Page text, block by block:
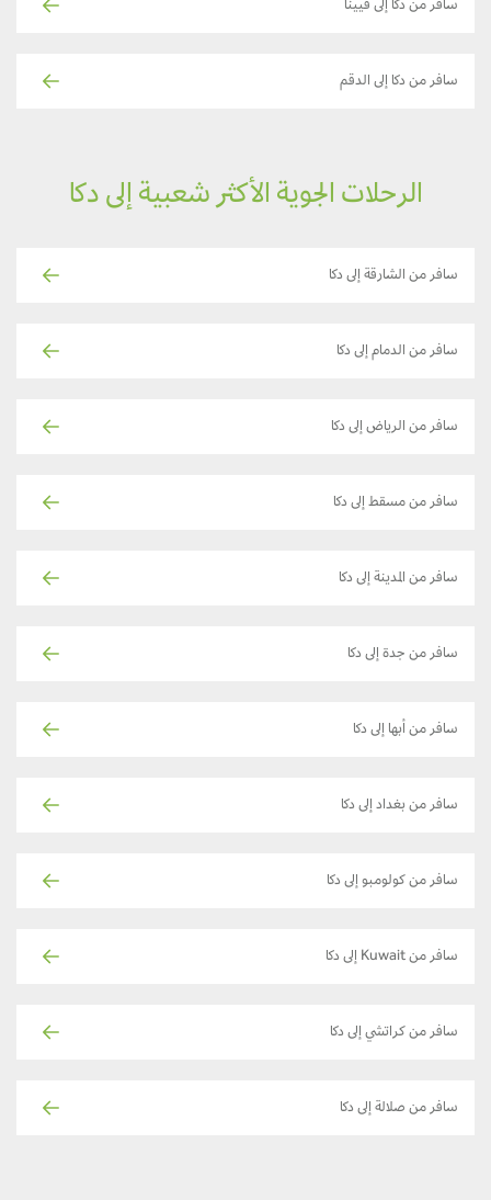
سافر من دكا إلى فيينا
سافر من دكا إلى الدقم
الرحلات الجوية الأكثر شعبية إلى دكا
سافر من الشارقة إلى دكا
سافر من الدمام إلى دكا
سافر من الرياض إلى دكا
سافر من مسقط إلى دكا
سافر من المدينة إلى دكا
سافر من جدة إلى دكا
سافر من أبها إلى دكا
سافر من بغداد إلى دكا
سافر من كولومبو إلى دكا
سافر من Kuwait إلى دكا
سافر من كراتشي إلى دكا
سافر من صلالة إلى دكا